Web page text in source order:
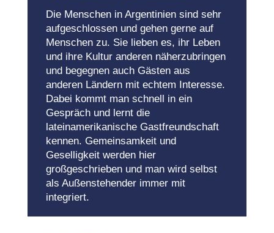
Die Menschen in Argentinien sind sehr
aufgeschlossen und gehen gerne auf
Menschen zu. Sie lieben es, ihr Leben
und ihre Kultur anderen näherzubringen
und begegnen auch Gästen aus
anderen Ländern mit echtem Interesse.
Dabei kommt man schnell in ein
Gespräch und lernt die
lateinamerikanische Gastfreundschaft
kennen. Gemeinsamkeit und
Geselligkeit werden hier
großgeschrieben und man wird selbst
als Außenstehender immer mit
integriert.